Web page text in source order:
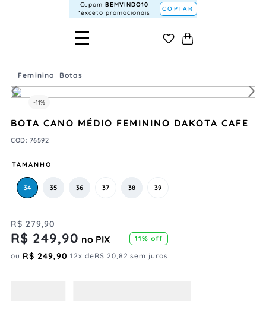
Cupom BEMVINDO10
*exceto promocionais
COPIAR
Feminino Botas
-11%
BOTA CANO MÉDIO FEMININO DAKOTA CAFE
COD: 76592
TAMANHO
34 35 36 37 38 39
R$ 279,90
R$ 249,90 no PIX 11% off
ou R$ 249,90 12x deR$ 20,82 sem juros